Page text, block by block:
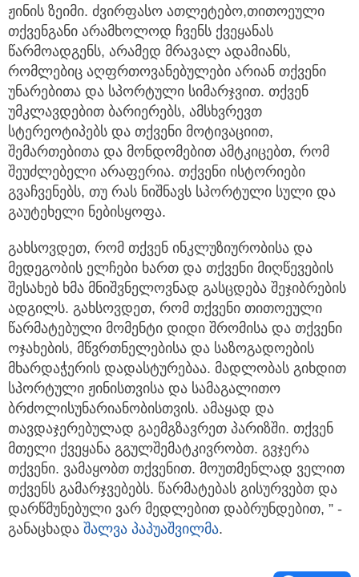
ჟინის ზეიმი. ძვირფასო ათლეტებო,თითოეული
თქვენგანი არამხოლოდ ჩვენს ქვეყანას
წარმოადგენს, არამედ მრავალ ადამიანს,
რომლებიც აღფრთოვანებულები არიან თქვენი
უნარებითა და სპორტული სიმარჯვით. თქვენ
უმკლავდებით ბარიერებს, ამსხვრევთ
სტერეოტიპებს და თქვენი მოტივაციით,
შემართებითა და მონდომებით ამტკიცებთ, რომ
შეუძლებელი არაფერია. თქვენი ისტორიები
გვაჩვენებს, თუ რას ნიშნავს სპორტული სული და
გაუტეხელი ნებისყოფა.
გახსოვდეთ, რომ თქვენ ინკლუზიურობისა და
მედეგობის ელჩები ხართ და თქვენი მიღწევების
შესახებ ხმა მნიშვნელოვნად გასცდება შეჯიბრების
ადგილს. გახსოვდეთ, რომ თქვენი თითოეული
წარმატებული მომენტი დიდი შრომისა და თქვენი
ოჯახების, მწვრთნელებისა და საზოგადოების
მხარდაჭერის დადასტურებაა. მადლობას გიხდით
სპორტული ჟინისთვისა და სამაგალითო
ბრძოლისუნარიანობისთვის. ამაყად და
თავდაჯერებულად გაემგზავრეთ პარიზში. თქვენ
მთელი ქვეყანა გგულშემატკივრობთ. გვჯერა
თქვენი. ვამაყობთ თქვენით. მოუთმენლად ველით
თქვენს გამარჯვებებს. წარმატებას გისურვებთ და
დარწმუნებული ვარ მედლებით დაბრუნდებით, ” -
განაცხადა შალვა პაპუაშვილმა.